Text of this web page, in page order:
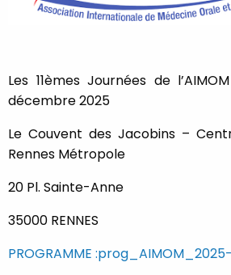
Les 11èmes Journées de
décembre 2025
Le Couvent des Jacobins –
Rennes Métropole
20 Pl. Sainte-Anne
35000 RENNES
PROGRAMME
PARTENAIRES
MON
shopping_cart0